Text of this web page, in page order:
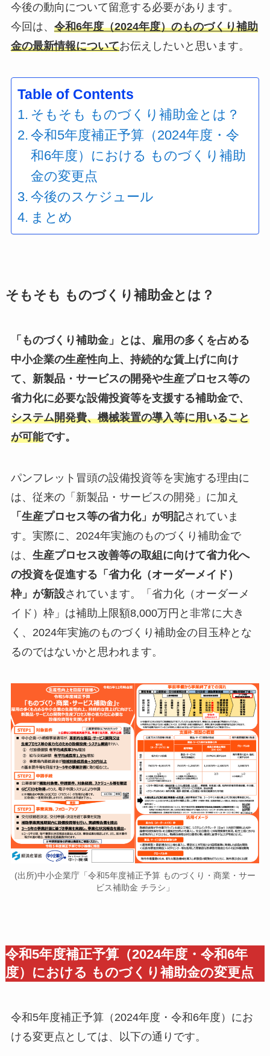
今後の動向について留意する必要があります。
今回は、 令和6年度（2024年度）のものづくり補助
金の最新情報についてお伝えしたいと思います。
Table of Contents
そもそも ものづくり補助金とは？
令和5年度補正予算（2024年度・令
和6年度）における ものづくり補助
金の変更点
今後のスケジュール
まとめ
そもそも ものづくり補助金とは？
「ものづくり補助金」とは、雇用の多くを占める
中小企業の生産性向上、持続的な賃上げに向け
て、新製品・サービスの開発や生産プロセス等の
省力化に必要な設備投資等を支援する補助金で、
システム開発費、機械装置の導入等に用いること
が可能です。
パンフレット冒頭の設備投資等を実施する理由に
は、従来の「新製品・サービスの開発」に加え
「生産プロセス等の省力化」が明記されていま
す。実際に、2024年実施のものづくり補助金で
は、 生産プロセス改善等の取組に向けて省力化へ
の投資を促進する「省力化（オーダーメイド）
枠」が新設されています。「省力化（オーダーメ
イド）枠」は補助上限額8,000万円と非常に大き
く、2024年実施のものづくり補助金の目玉枠とな
るのではないかと思われます。
(出所)中小企業庁「令和5年度補正予算 ものづくり・商業・サー
ビス補助金 チラシ」
令和5年度補正予算（2024年度・令和6年
度）における ものづくり補助金の変更点
令和5年度補正予算（2024年度・令和6年度）にお
ける変更点としては、以下の通りです。